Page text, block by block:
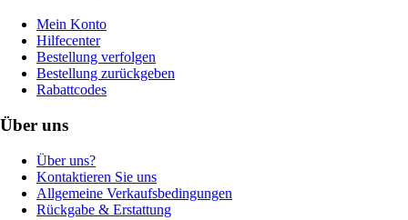
Mein Konto
Hilfecenter
Bestellung verfolgen
Bestellung zurückgeben
Rabattcodes
Über uns
Über uns?
Kontaktieren Sie uns
Allgemeine Verkaufsbedingungen
Rückgabe & Erstattung